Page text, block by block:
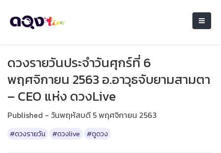
ดวงรายวันประจำวันศุกร์ที่ 6
พฤศจิกายน 2563 อ.อาวุธจับยามสามตา
– CEO แห่ง ดวงLive
Published - วันพฤหัสบดี 5 พฤศจิกายน 2563
#ดวงรายวัน #ดวงlive #ดูดวง